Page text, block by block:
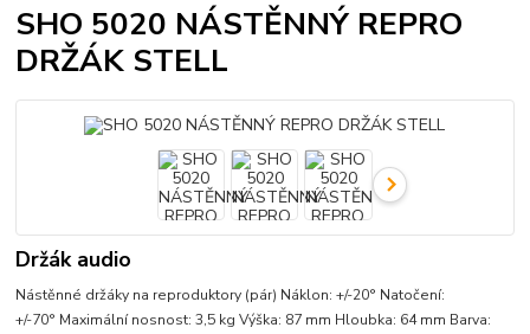
SHO 5020 NÁSTĚNNÝ REPRO
DRŽÁK STELL
Držák audio
Nástěnné držáky na reproduktory (pár) Náklon: +/-20° Natočení:
+/-70° Maximální nosnost: 3,5 kg Výška: 87 mm Hloubka: 64 mm Barva: